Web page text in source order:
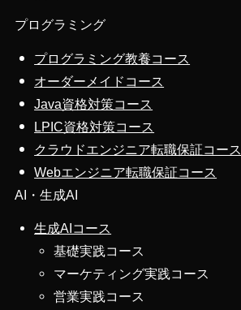
プログラミング
プログラミング教養コース
オーダーメイドコース
Java資格対策コース
LPIC資格対策コース
クラウドエンジニア転職保証コース
Webエンジニア転職保証コース
AI・生成AI
生成AIコース
基礎実践コース
マーケティング実践コース
営業実践コース